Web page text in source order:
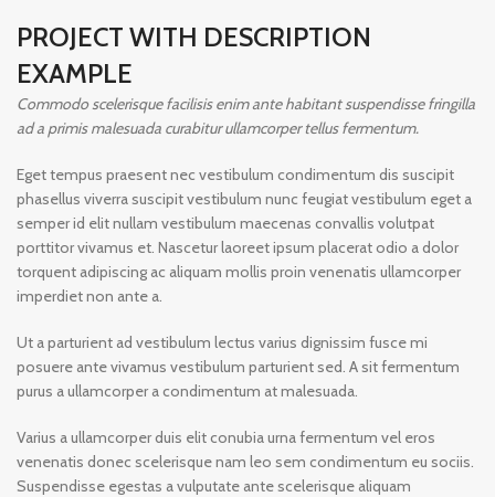
PROJECT WITH DESCRIPTION
EXAMPLE
Commodo scelerisque facilisis enim ante habitant suspendisse fringilla
ad a primis malesuada curabitur ullamcorper tellus fermentum.
Eget tempus praesent nec vestibulum condimentum dis suscipit
phasellus viverra suscipit vestibulum nunc feugiat vestibulum eget a
semper id elit nullam vestibulum maecenas convallis volutpat
porttitor vivamus et. Nascetur laoreet ipsum placerat odio a dolor
torquent adipiscing ac aliquam mollis proin venenatis ullamcorper
imperdiet non ante a.
Ut a parturient ad vestibulum lectus varius dignissim fusce mi
posuere ante vivamus vestibulum parturient sed. A sit fermentum
purus a ullamcorper a condimentum at malesuada.
Varius a ullamcorper duis elit conubia urna fermentum vel eros
venenatis donec scelerisque nam leo sem condimentum eu sociis.
Suspendisse egestas a vulputate ante scelerisque aliquam